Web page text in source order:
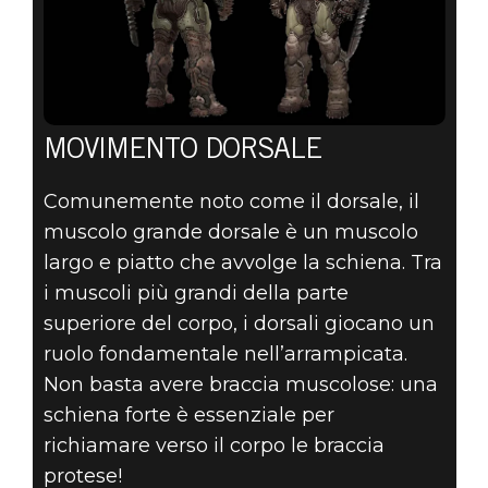
MOVIMENTO DORSALE
Comunemente noto come il dorsale, il
muscolo grande dorsale è un muscolo
largo e piatto che avvolge la schiena. Tra
i muscoli più grandi della parte
superiore del corpo, i dorsali giocano un
ruolo fondamentale nell’arrampicata.
Non basta avere braccia muscolose: una
schiena forte è essenziale per
richiamare verso il corpo le braccia
protese!